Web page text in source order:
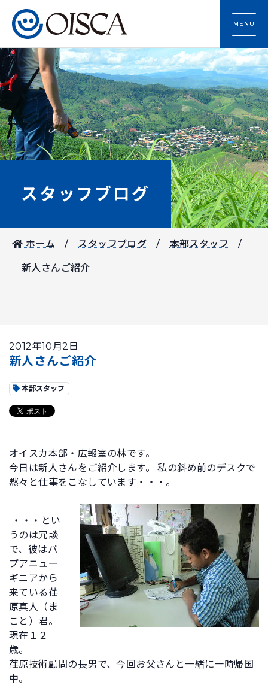
MENU
スタッフブログ
ホーム スタッフブログ 本部スタッフ
新人さんご紹介
2012年10月2日
新人さんご紹介
本部スタッフ
オイスカ本部・広報室の林です。
今日は新人さんをご紹介します。 私の斜め前のデスクで
黙々と仕事をこなしています・・・。
・・・とい
うのは冗談
で、彼はパ
プアニュー
ギニアから
来ている荏
原真人（ま
こと）君。
現在１２
歳。
荏原技術顧問の長男で、今回お父さんと一緒に一時帰国
中。